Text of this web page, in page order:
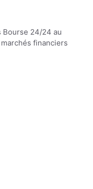
24/24 au
financiers